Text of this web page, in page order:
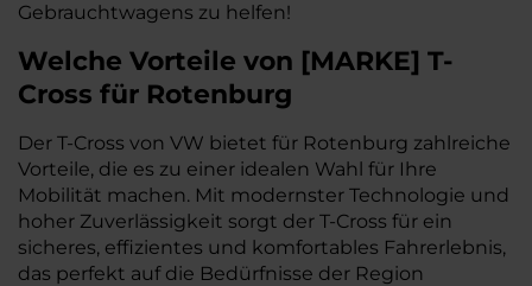
Gebrauchtwagens zu helfen!
Welche Vorteile von [MARKE] T-
Cross für Rotenburg
Der T-Cross von VW bietet für Rotenburg zahlreiche
Vorteile, die es zu einer idealen Wahl für Ihre
Mobilität machen. Mit modernster Technologie und
hoher Zuverlässigkeit sorgt der T-Cross für ein
sicheres, effizientes und komfortables Fahrerlebnis,
das perfekt auf die Bedürfnisse der Region